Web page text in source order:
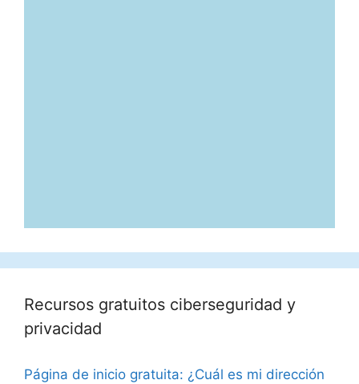
Recursos gratuitos ciberseguridad y
privacidad
Página de inicio gratuita: ¿Cuál es mi dirección